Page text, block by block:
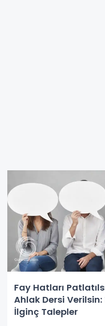
Fay Hatları
Ahlak Dersi Verilsin:
İlginç Talepler